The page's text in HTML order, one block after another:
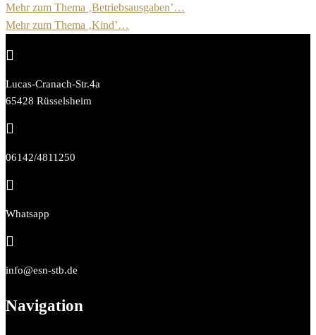
Mehr zum Thema ‚Betriebsausgaben’…
Mehr zum Thema ‚Kind’…

Lucas-Cranach-Str.4a
65428 Rüsselsheim

06142/4811250

Whatsapp

info@esn-stb.de
Navigation